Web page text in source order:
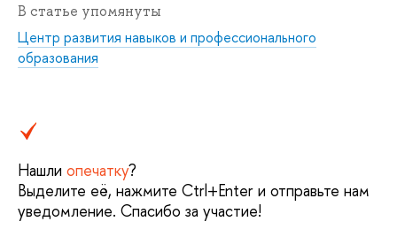
В статье упомянуты
Центр развития навыков и профессионального
образования
Нашли опечатку?
Выделите её, нажмите Ctrl+Enter и отправьте нам
уведомление. Спасибо за участие!